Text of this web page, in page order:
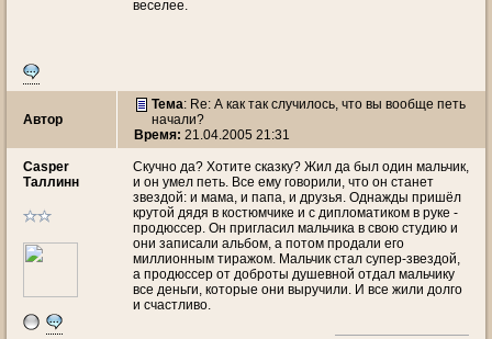
веселее.
Автор
Тема: Re: А как так случилось, что вы вообще петь
начали?
Время: 21.04.2005 21:31
Casper
Таллинн
Скучно да? Хотите сказку? Жил да был один мальчик,
и он умел петь. Все ему говорили, что он станет
звездой: и мама, и папа, и друзья. Однажды пришёл
крутой дядя в костюмчике и с дипломатиком в руке -
продюссер. Он пригласил мальчика в свою студию и
они записали альбом, а потом продали его
миллионным тиражом. Мальчик стал супер-звездой,
а продюссер от доброты душевной отдал мальчику
все деньги, которые они выручили. И все жили долго
и счастливо.